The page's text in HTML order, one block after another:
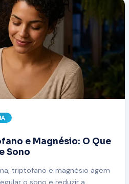
e Magnésio: O Que
Sono
triptofano e magnésio agem
o sono e reduzir a